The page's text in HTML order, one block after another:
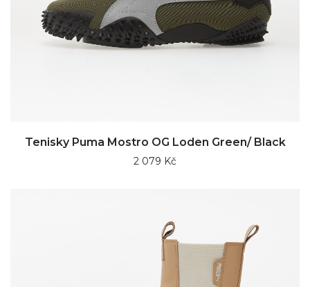
Tenisky Puma Mostro OG Loden Green/ Black
2 079 Kč